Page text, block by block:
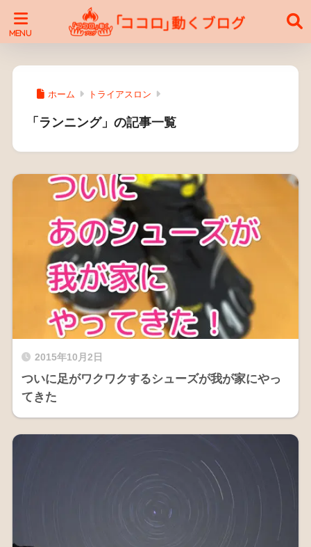
ホーム トライアスロン
「ランニング」の記事一覧
2015年10月2日
ついに足がワクワクするシューズが我が家にやっ
てきた